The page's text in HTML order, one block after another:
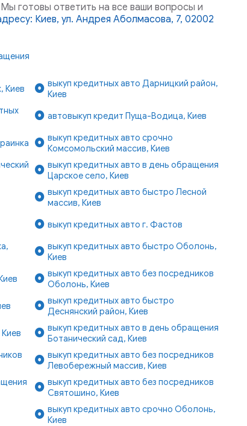
готовы ответить на все ваши вопросы и
Киев, ул. Андрея Аболмасова, 7, 02002
Киев
выкуп кредитных авто Дарницкий район,
Киев
автовыкуп кредит Пуща-Водица, Киев
выкуп кредитных авто срочно
Комсомольский массив, Киев
выкуп кредитных авто в день обращения
Царское село, Киев
выкуп кредитных авто быстро Лесной
массив, Киев
выкуп кредитных авто г. Фастов
выкуп кредитных авто быстро Оболонь,
Киев
выкуп кредитных авто без посредников
Оболонь, Киев
выкуп кредитных авто быстро
Деснянский район, Киев
выкуп кредитных авто в день обращения
Ботанический сад, Киев
выкуп кредитных авто без посредников
Левобережный массив, Киев
выкуп кредитных авто без посредников
Святошино, Киев
выкуп кредитных авто срочно Оболонь,
Киев